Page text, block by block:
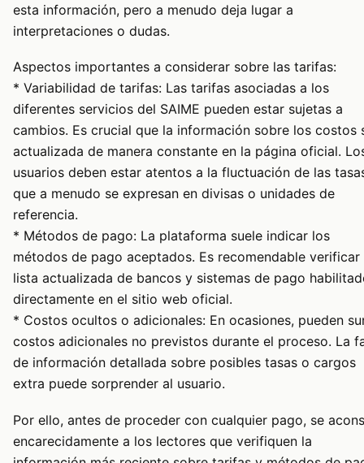
esta información, pero a menudo deja lugar a
interpretaciones o dudas.
Aspectos importantes a considerar sobre las tarifas:
* Variabilidad de tarifas: Las tarifas asociadas a los
diferentes servicios del SAIME pueden estar sujetas a
cambios. Es crucial que la información sobre los costos
actualizada de manera constante en la página oficial.
usuarios deben estar atentos a la fluctuación de las
que a menudo se expresan en divisas o unidades de
referencia.
* Métodos de pago: La plataforma suele indicar los
métodos de pago aceptados. Es recomendable verificar
lista actualizada de bancos y sistemas de pago
directamente en el sitio web oficial.
* Costos ocultos o adicionales: En ocasiones, pueden
costos adicionales no previstos durante el proceso. La
de información detallada sobre posibles tasas o cargos
extra puede sorprender al usuario.
Por ello, antes de proceder con cualquier pago, se
encarecidamente a los lectores que verifiquen la